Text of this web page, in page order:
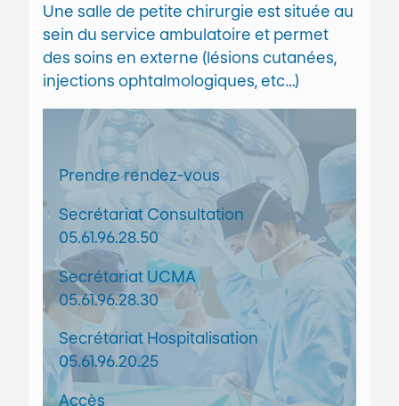
Une salle de petite chirurgie est située au
sein du service ambulatoire et permet
des soins en externe (lésions cutanées,
injections ophtalmologiques, etc…)
Prendre rendez-vous
Secrétariat Consultation
05.61.96.28.50
Secrétariat UCMA
05.61.96.28.30
Secrétariat Hospitalisation
05.61.96.20.25
Accès